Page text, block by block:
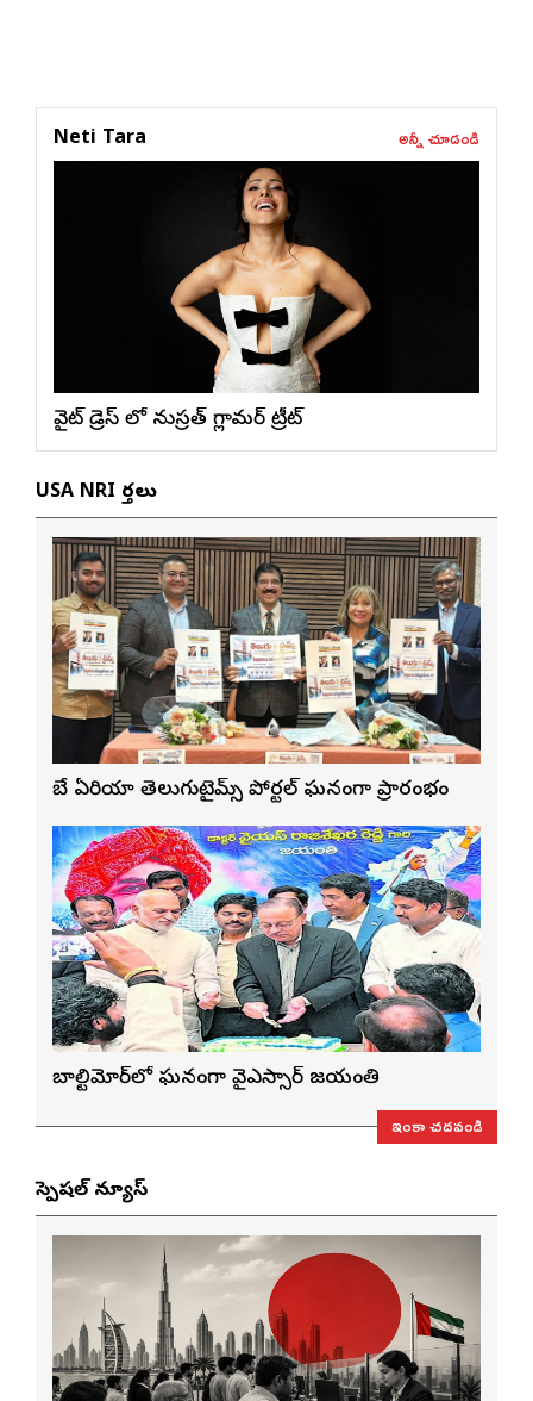
Neti Tara అన్నీ చూడండి
వైట్ డ్రెస్ లో నుస్ర‌త్ గ్లామ‌ర్ ట్రీట్
USA NRI వార్తలు
బే ఏరియా తెలుగుటైమ్స్ పోర్టల్ ఘనంగా ప్రారంభం
బాల్టిమోర్‌లో ఘనంగా వైఎస్సార్‌ జయంతి
ఇంకా చదవండి
స్పెషల్ న్యూస్